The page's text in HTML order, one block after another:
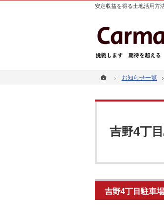
ホームお知らせ一覧
吉野4丁
安定収益を得る土地活用方
吉野4丁目駐車
ホームお知らせ一覧